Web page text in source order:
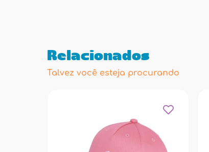
Relacionados
Talvez você esteja procurando